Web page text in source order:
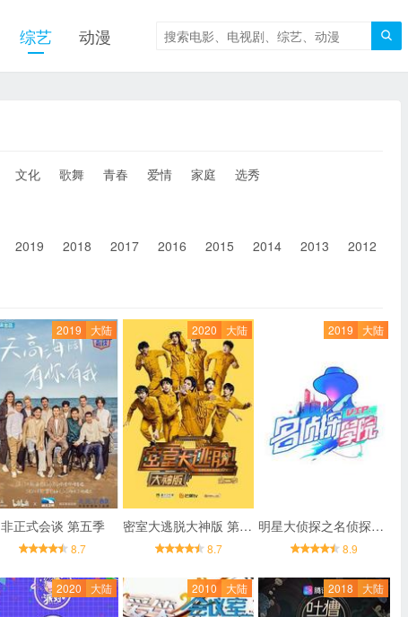

综艺 动漫
文化 歌舞 青春 爱情 家庭
选秀
2019 2018 2017 2016 2015 2014 2013 2012
2019 大陆
非正式会谈 第五季
8.7
2020 大陆
密室大逃脱大神版 第二季
8.7
2019 大陆
明星大侦探之名侦探学院 第一季
8.9
2020 大陆 2010 大陆 2018 大陆